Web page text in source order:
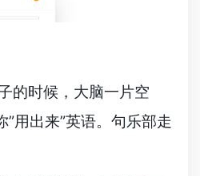
的时候，大脑一片空
用出来”英语。句乐部走